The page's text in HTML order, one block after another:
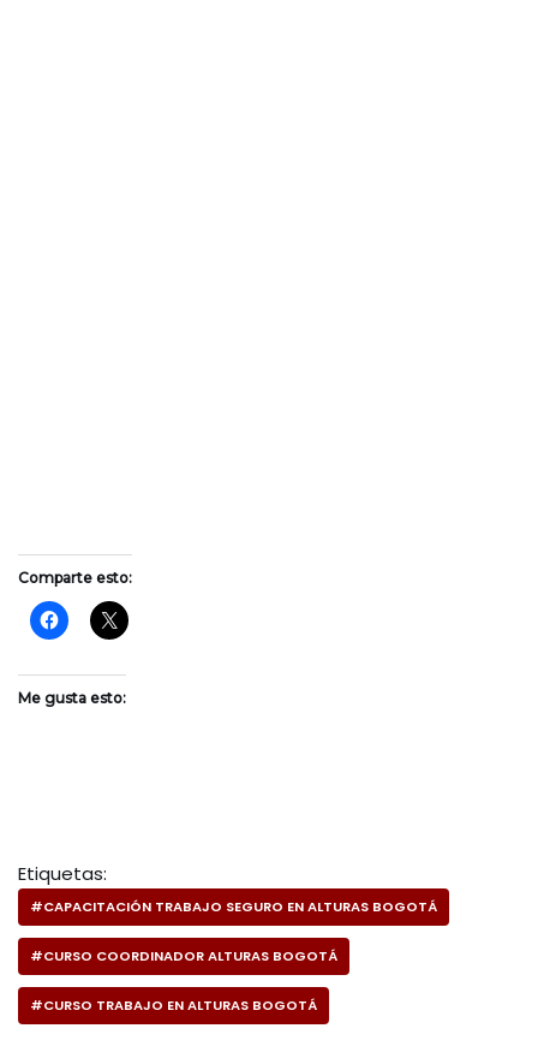
Comparte esto:
Me gusta esto:
Etiquetas:
#CAPACITACIÓN TRABAJO SEGURO EN ALTURAS BOGOTÁ
#CURSO COORDINADOR ALTURAS BOGOTÁ
#CURSO TRABAJO EN ALTURAS BOGOTÁ